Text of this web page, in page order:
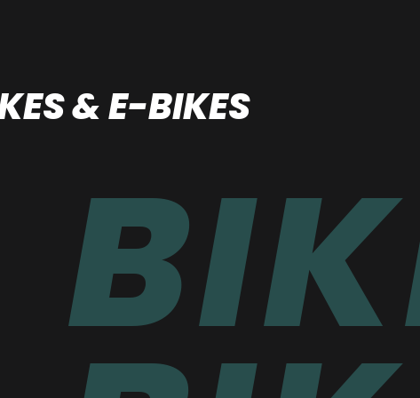
& E-BIKES